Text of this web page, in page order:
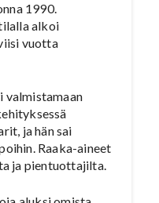
1990.
alkoi
vuotta
valmistamaan
ja hän sai
Raaka-aineet
ja pientuottajilta.